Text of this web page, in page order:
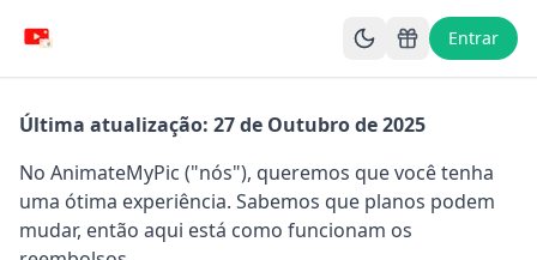
Entrar
Política de Reembolso
Última atualização: 27 de Outubro de 2025
No AnimateMyPic ("nós"), queremos que você tenha
uma ótima experiência. Sabemos que planos podem
mudar, então aqui está como funcionam os